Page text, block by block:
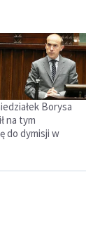
Borysa
na tym
do dymisji w